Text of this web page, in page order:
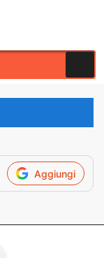
Aggiungi